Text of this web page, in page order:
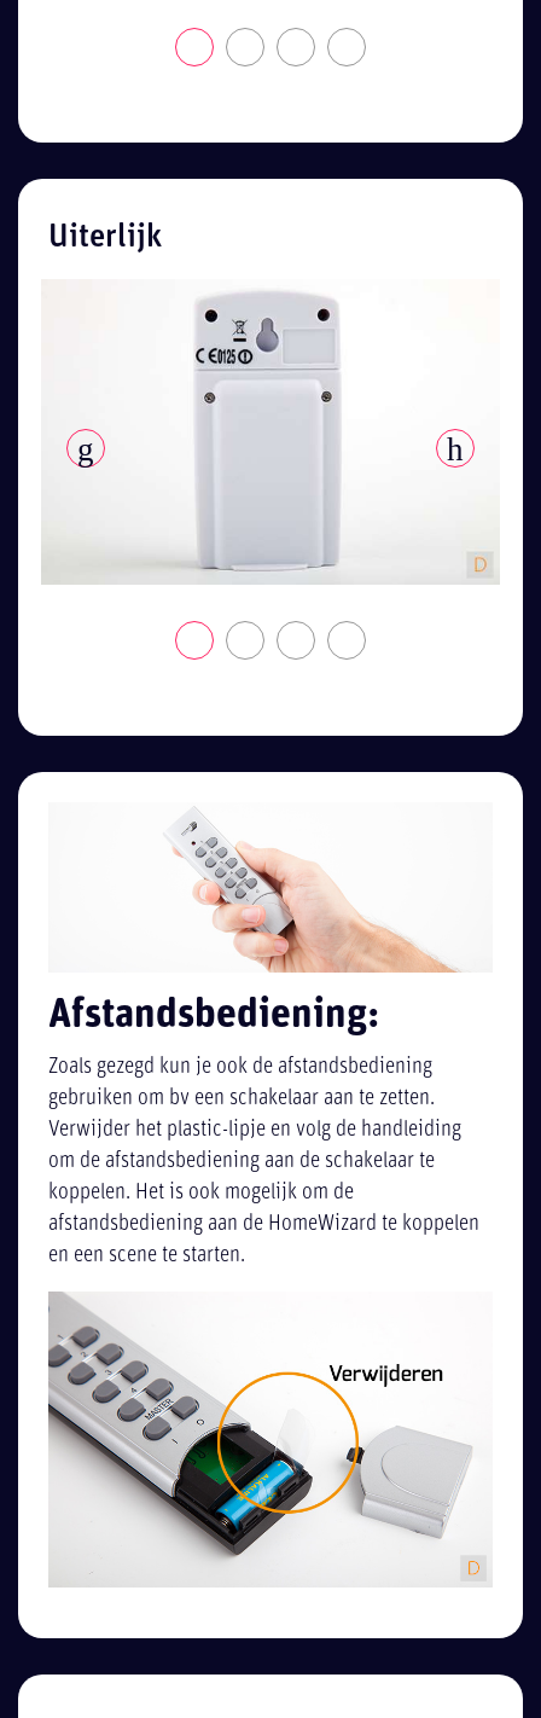
Uiterlijk
Afstandsbediening:
Zoals gezegd kun je ook de afstandsbediening
gebruiken om bv een schakelaar aan te zetten.
Verwijder het plastic-lipje en volg de handleiding
om de afstandsbediening aan de schakelaar te
koppelen. Het is ook mogelijk om de
afstandsbediening aan de HomeWizard te koppelen
en een scene te starten.